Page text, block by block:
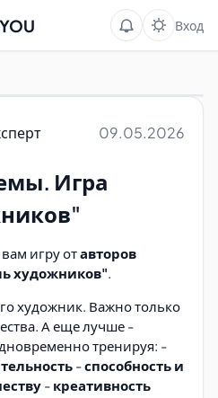
Вход
09.05.2026
Игра
игру отавторов
художников".
художник. Важно только
А еще лучше -
тренируя: -
-способность и
- креативность